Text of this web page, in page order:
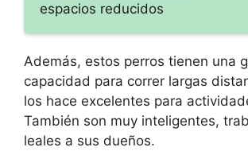
espacios reducidos
Además, estos perros tienen una
capacidad para correr largas
los hace excelentes para
También son muy inteligentes,
leales a sus dueños.